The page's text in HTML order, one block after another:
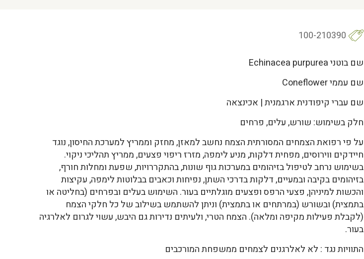
100-210390
שם בוטני Echinacea purpurea
שם עממי Coneflower
שם עברי קיפודנית ארגמנית | אכינצאה
חלק בשימוש: שורש, עלים, פרחים
על פי רפואת הצמחים המסורתית הצמח נחשב למאזן, מחזק וממריץ למערכת החיסון, נוגד
חיידקים ווירוסים, מפחית דלקות, מניע לימפה, מזרז ריפוי פצעים, ממריץ תהליכי ניקוי.
בשימוש נרחב לטיפול בזיהומים במערכות גוף שונות, בהתקררויות, שפעת ומחלות חורף,
בזיהומים בקיבה ובמעיים, דלקות בדרכי השתן, נפיחות וכאבים בבלוטות לימפה, עקיצות
והכשות למיניהן, פצעי הרפס ופצעים מוגלתיים בעור. השימוש בעלים ובפרחים (בחליטה או
בתמצית) ובשורש (במרתחים או בתמצית) וניתן להשתמש בשילוב של כל חלקי הצמח
(לקבלת פעילות מקיפה ומלאה). הצמח הטרי, ולעיתים נדירות גם היבש, עשוי לגרום לאלרגיה
בעור.
התוויות נגד : לא לאלרגנים לצמחים ממשפחת המורכבים